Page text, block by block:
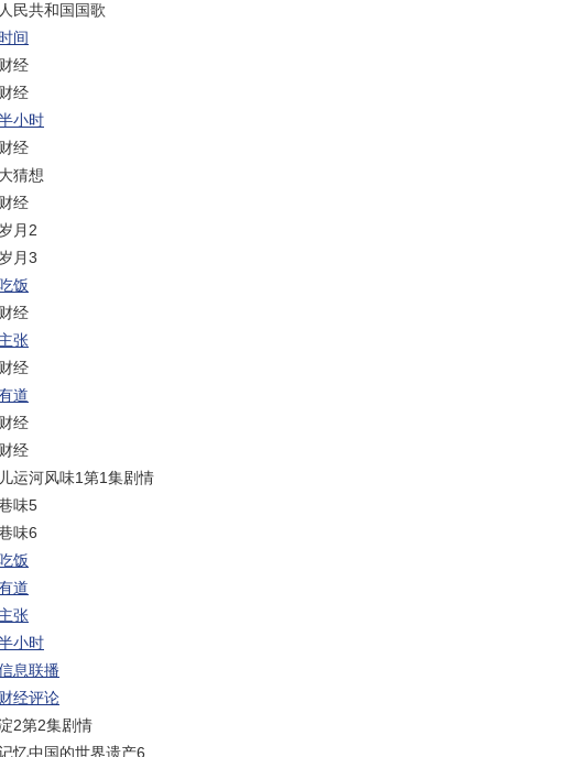
民共和国国歌
间
经
经
小时
经
猜想
经
月2
月3
饭
经
张
经
道
经
经
运河风味1第1集剧情
味5
味6
饭
道
张
小时
息联播
经评论
2第2集剧情
忆中国的世界遗产6